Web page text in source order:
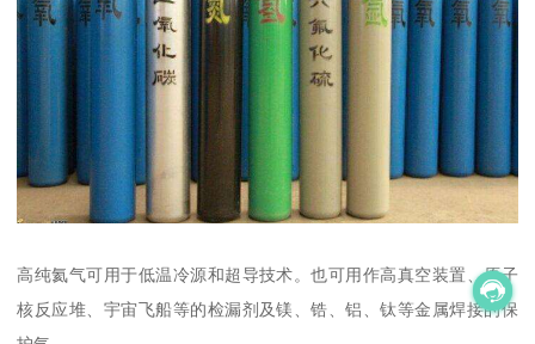
高纯氦气可用于低温冷源和超导技术。也可用作高真空装置、原子
核反应堆、宇宙飞船等的检漏剂及镁、锆、铝、钛等金属焊接的保